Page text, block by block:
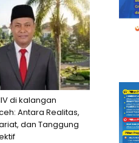
di kalangan
Antara Realitas,
dan Tanggung